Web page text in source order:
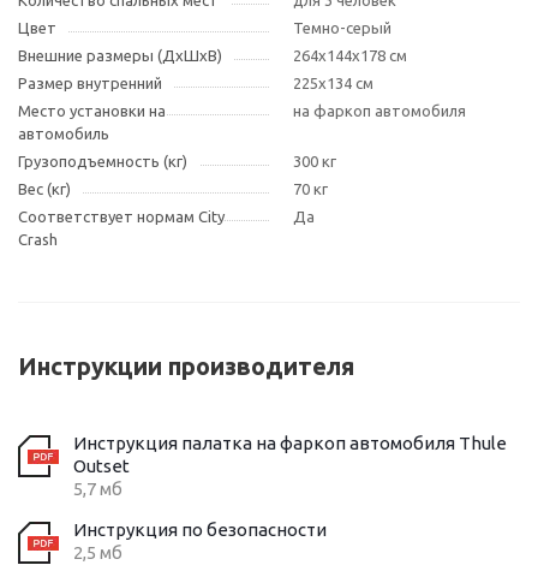
Цвет
Темно-серый
Внешние размеры (ДxШxВ)
264х144x178 см
Размер внутренний
225x134 см
Место установки на
автомобиль
на фаркоп автомобиля
Грузоподъемность (кг)
300 кг
Вес (кг)
70 кг
Соответствует нормам City
Crash
Да
Инструкции производителя
Инструкция палатка на фаркоп автомобиля Thule
Outset
5,7 мб
Инструкция по безопасности
2,5 мб